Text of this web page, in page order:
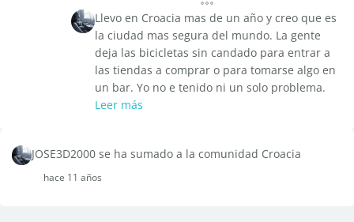
Llevo en Croacia mas de un año y creo que es
la ciudad mas segura del mundo. La gente
deja las bicicletas sin candado para entrar a
las tiendas a comprar o para tomarse algo en
un bar. Yo no e tenido ni un solo problema.
Leer más
JOSE3D2000 se ha sumado a la comunidad Croacia
hace 11 años